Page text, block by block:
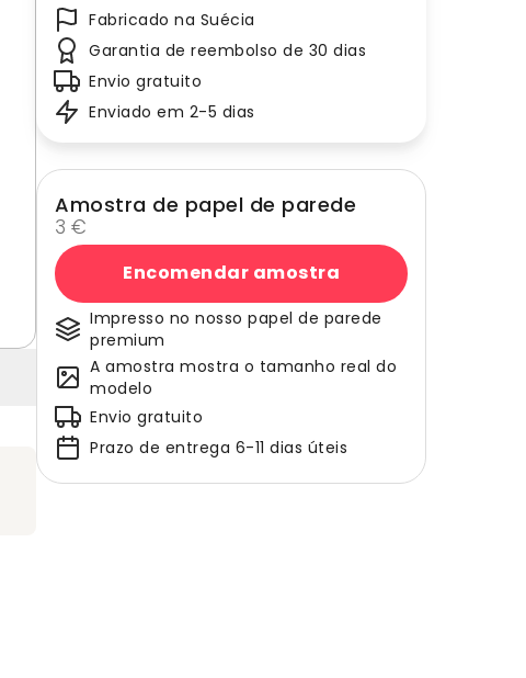
Fabricado na Suécia
Garantia de reembolso de 30 dias
Envio gratuito
Enviado em 2-5 dias
Amostra de papel de parede
3 €
Encomendar amostra
Impresso no nosso papel de parede
premium
A amostra mostra o tamanho real do
modelo
Envio gratuito
Prazo de entrega 6-11 dias úteis